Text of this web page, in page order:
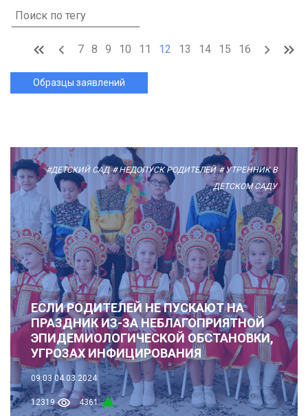
7 8 9 10 11 12 13 14 15 16
Образцы заявлений
#ДЕТСКИЙ САД # НЕДОПУСК РОДИТЕЛЕЙ # УТРЕННИК В
ДЕТСКОМ САДУ
ЕСЛИ РОДИТЕЛЕЙ НЕ ПУСКАЮТ НА
ПРАЗДНИК ИЗ-ЗА НЕБЛАГОПРИЯТНОЙ
ЭПИДЕМИОЛОГИЧЕСКОЙ ОБСТАНОВКИ,
УГРОЗАХ ИНФИЦИРОВАНИЯ
09:03 04.03.2024
12319 4361